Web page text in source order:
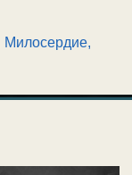
Милосердие,